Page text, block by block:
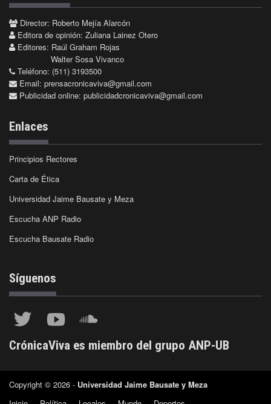
Director: Roberto Mejía Alarcón
Editora de opinión: Zuliana Lainez Otero
Editores: Raúl Graham Rojas
Walter Sosa Vivanco
Teléfono: (511) 3193500
Email: prensacronicaviva@gmail.com
Publicidad online: publicidadcronicaviva@gmail.com
Enlaces
Principios Rectores
Carta de Ética
Universidad Jaime Bausate y Meza
Escucha ANP Radio
Escucha Bausate Radio
Síguenos
CrónicaViva es miembro del grupo ANP-UB
Copyright © 2026 - Universidad Jaime Bausate y Meza